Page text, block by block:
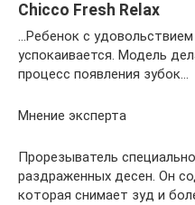
Chicco Fresh Relax
…Ребенок с
успокаивается. Модель
процесс появления зубок…
Мнение эксперта
Прорезыватель
раздраженных десен. Он
которая снимает зуд и